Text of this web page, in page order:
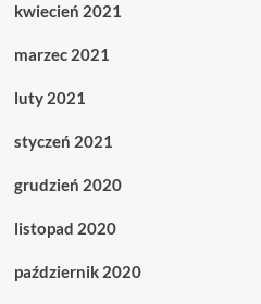
kwiecień 2021
marzec 2021
luty 2021
styczeń 2021
grudzień 2020
listopad 2020
październik 2020